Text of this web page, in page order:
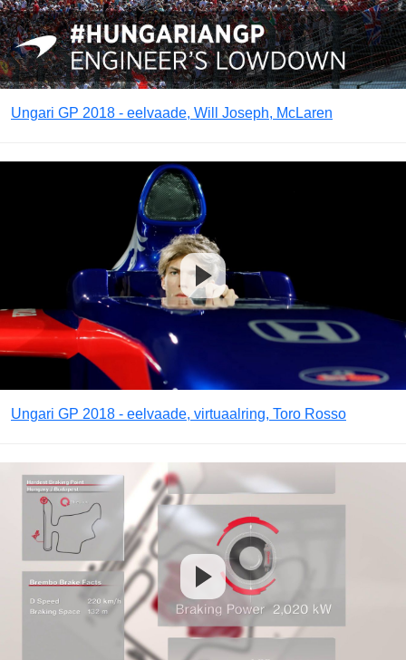
Ungari GP 2018 - eelvaade, Will Joseph, McLaren
Ungari GP 2018 - eelvaade, virtuaalring, Toro Rosso